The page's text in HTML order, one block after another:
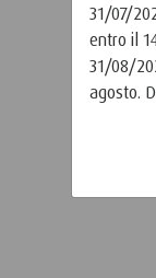
31/07/
entro il
31/08/
agosto.